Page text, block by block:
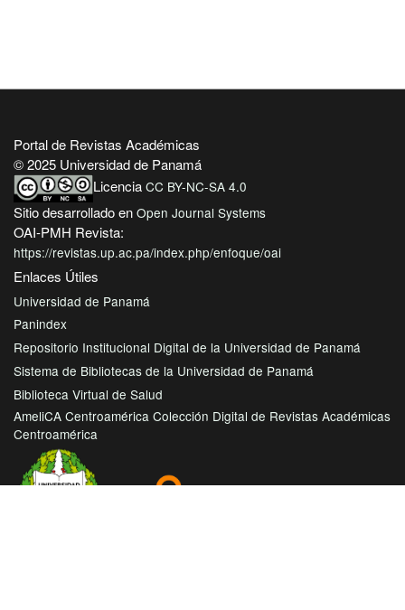
Portal de Revistas Académicas
© 2025 Universidad de Panamá
Licencia CC BY-NC-SA 4.0
Sitio desarrollado en Open Journal Systems
OAI-PMH Revista:
https://revistas.up.ac.pa/index.php/enfoque/oai
Enlaces Útiles
Universidad de Panamá
Panindex
Repositorio Institucional Digital de la Universidad de Panamá
Sistema de Bibliotecas de la Universidad de Panamá
Biblioteca Virtual de Salud
AmeliCA Centroamérica Colección Digital de Revistas Académicas
Centroamérica